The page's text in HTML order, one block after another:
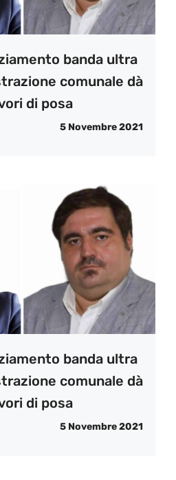
banda ultra
comunale dà
di posa
5 Novembre 2021
banda ultra
comunale dà
di posa
5 Novembre 2021